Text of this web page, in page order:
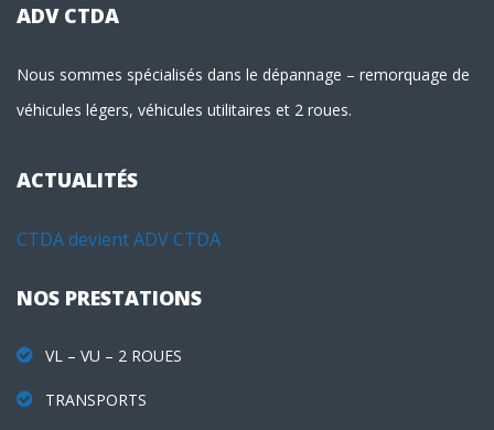
ADV CTDA
Nous sommes spécialisés dans le dépannage – remorquage de
véhicules légers, véhicules utilitaires et 2 roues.
ACTUALITÉS
CTDA devient ADV CTDA
NOS PRESTATIONS
VL – VU – 2 ROUES
TRANSPORTS